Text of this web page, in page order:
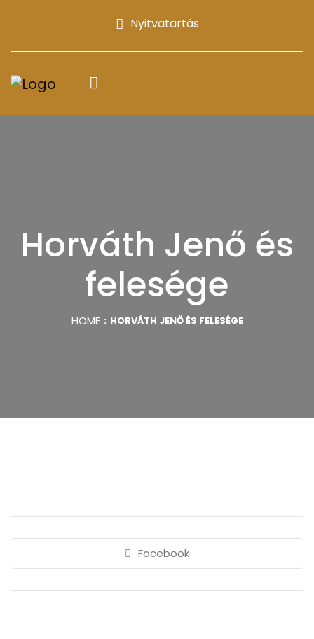
Nyitvatartás
Horváth Jenő és
felesége
HOME HORVÁTH JENŐ ÉS FELESÉGE
Facebook